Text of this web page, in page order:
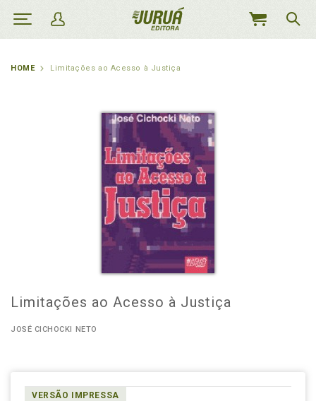
MEU
HOME Limitações ao Acesso à Justiça
Limitações ao Acesso à Justiça
JOSÉ CICHOCKI NETO
VERSÃO IMPRESSA